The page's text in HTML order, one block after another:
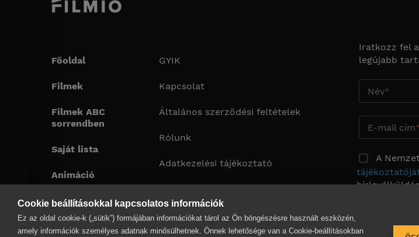
Főoldal
Filmek
Filmek ABC
sorrendben
Saját lista
Animáció
GYIK
Kapcsolat
Általános szerződési feltételek
Rólunk
Adatkezelési tájékoztató
Cookie adatkezelési és beállítási
tájékoztató
Iratkozz fel
legújabb
Név
E-mail cím
A
Cookie beállításokkal kapcsolatos információk
Ez az oldal cookie-k („sütik”) formájában információkat tárol az Ön böngészésre használt eszközén,
amely információk személyes adatnak minősülhetnek. Önnek lehetősége van a Cookie-beállításokban